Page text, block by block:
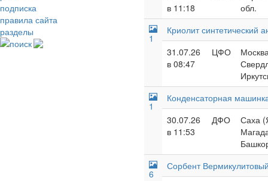
подписка
правила сайта
разделы
поиск
в 11:18
обл.
1
Криолит синтетический
31.07.26
в 08:47
ЦФО
1
Конденсаторная
30.07.26
в 11:53
ДФО
Саха
6
Сорбент